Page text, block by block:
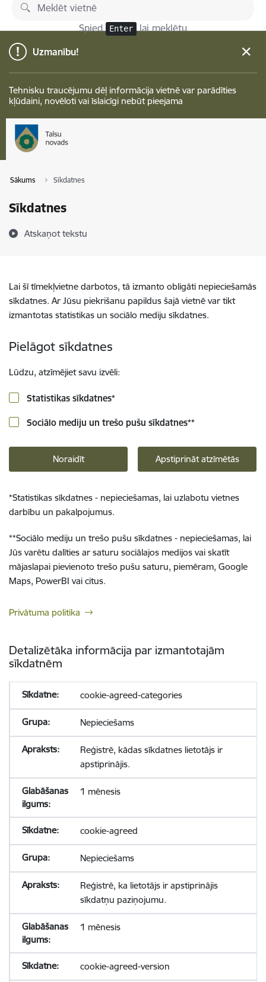
Pāriet uz lapas saturu
Spied Enter lai meklētu
Uzmanību!
Tehnisku traucējumu dēļ informācija vietnē var parādīties
kļūdaini, novēloti vai īslaicīgi nebūt pieejama
Sākums Sīkdatnes
Sīkdatnes
Atskaņot tekstu
Lai šī tīmekļvietne darbotos, tā izmanto obligāti nepieciešamās
sīkdatnes. Ar Jūsu piekrišanu papildus šajā vietnē var tikt
izmantotas statistikas un sociālo mediju sīkdatnes.
Pielāgot sīkdatnes
Lūdzu, atzīmējiet savu izvēli:
Statistikas sīkdatnes*
Sociālo mediju un trešo pušu sīkdatnes**
Noraidīt Apstiprināt atzīmētās
*Statistikas sīkdatnes - nepieciešamas, lai uzlabotu vietnes
darbību un pakalpojumus.
**Sociālo mediju un trešo pušu sīkdatnes - nepieciešamas, lai
Jūs varētu dalīties ar saturu sociālajos medijos vai skatīt
mājaslapai pievienoto trešo pušu saturu, piemēram, Google
Maps, PowerBI vai citus.
Privātuma politika
Detalizētāka informācija par izmantotajām
sīkdatnēm
cookie-agreed-categories
Nepieciešams
Reģistrē, kādas sīkdatnes lietotājs ir
apstiprinājis.
1 mēnesis
cookie-agreed
Nepieciešams
Reģistrē, ka lietotājs ir apstiprinājis
sīkdatņu paziņojumu.
1 mēnesis
cookie-agreed-version